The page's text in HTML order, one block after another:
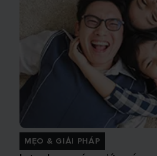
MẸO & GIẢI PHÁP